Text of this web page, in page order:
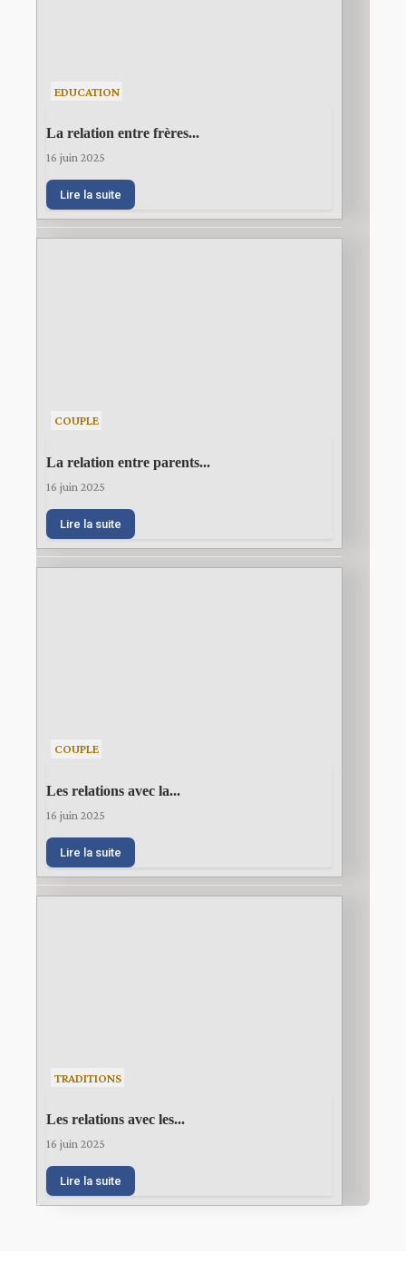
EDUCATION
La relation entre frères...
16 juin 2025
Lire la suite
COUPLE
La relation entre parents...
16 juin 2025
Lire la suite
COUPLE
Les relations avec la...
16 juin 2025
Lire la suite
TRADITIONS
Les relations avec les...
16 juin 2025
Lire la suite